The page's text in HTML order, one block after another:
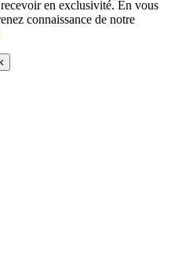
en exclusivité. En vous
connaissance de notre